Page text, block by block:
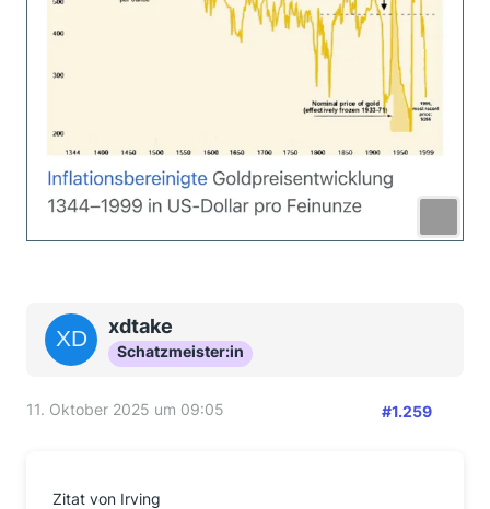
xdtake
Schatzmeister:in
11. Oktober 2025 um 09:05 #1.259
Zitat von Irving